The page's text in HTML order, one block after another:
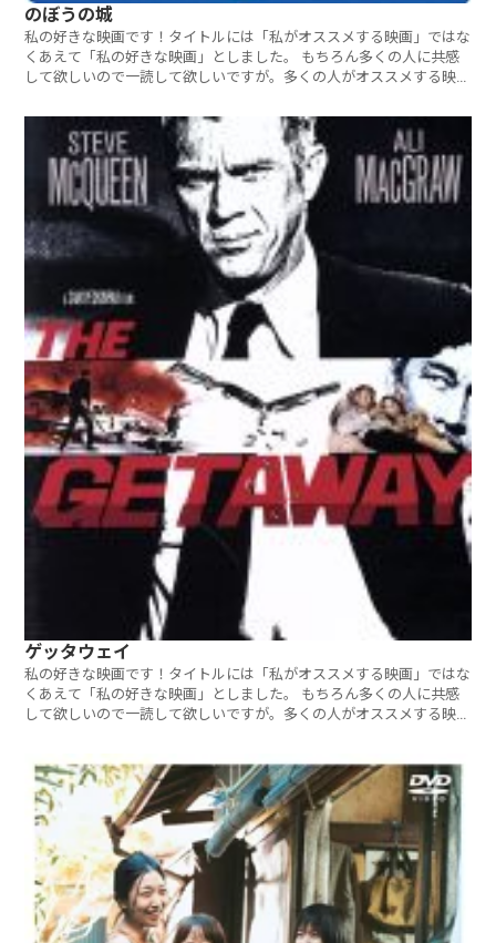
のぼうの城
私の好きな映画です！タイトルには「私がオススメする映画」ではな
くあえて「私の好きな映画」としました。 もちろん多くの人に共感
して欲しいので一読して欲しいですが。多くの人がオススメする映画
ね。
ゲッタウェイ
私の好きな映画です！タイトルには「私がオススメする映画」ではな
くあえて「私の好きな映画」としました。 もちろん多くの人に共感
して欲しいので一読して欲しいですが。多くの人がオススメする映画